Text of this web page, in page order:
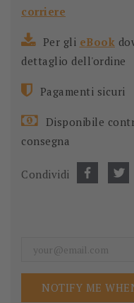
corriere
Per gli eBook
dettaglio dell'ordine
Pagamenti sicuri
Disponibile
consegna
Condividi
NOTIFY ME